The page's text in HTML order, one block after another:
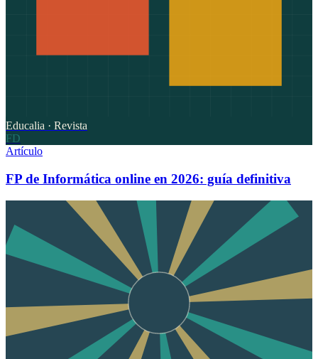
Educalia · Revista
FD
Artículo
FP de Informática online en 2026: guía definitiva